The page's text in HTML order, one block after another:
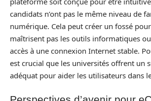
candidats n’ont pas le même niveau de
numérique. Cela peut créer un fossé
maîtrisent pas les outils informatiques
accès à une connexion Internet stable.
est crucial que les universités offrent un
adéquat pour aider les utilisateurs dans